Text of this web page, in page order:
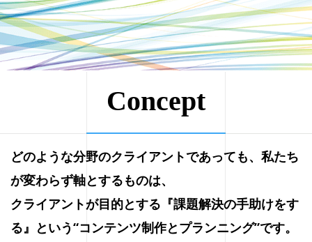
Concept
どのような分野のクライアントであっても、私たち
が変わらず軸とするものは、
クライアントが目的とする『課題解決の手助けをす
る』という“コンテンツ制作とプランニング”です。